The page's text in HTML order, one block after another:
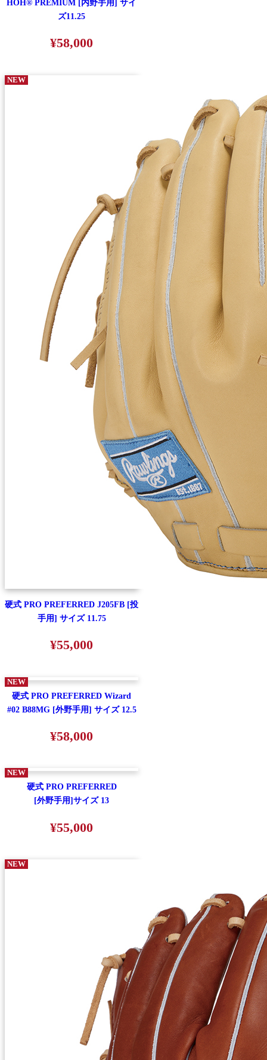
HOH® PREMIUM [内野手用] サイ
ズ11.25
¥58,000
NEW
硬式 PRO PREFERRED J205FB [投
手用] サイズ 11.75
¥55,000
NEW
硬式 PRO PREFERRED Wizard
#02 B88MG [外野手用] サイズ 12.5
¥58,000
NEW
硬式 PRO PREFERRED
[外野手用]サイズ 13
¥55,000
NEW